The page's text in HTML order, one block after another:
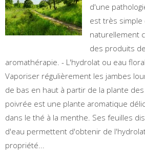
d'une
est très simple
naturellement
des produits
aromathérapie. - L'hydrolat ou eau
Vaporiser régulièrement les jambes
de bas en haut à partir de la plante
poivrée est une plante aromatique
dans le thé à la menthe. Ses feuilles
d'eau permettent d'obtenir de
propriété...